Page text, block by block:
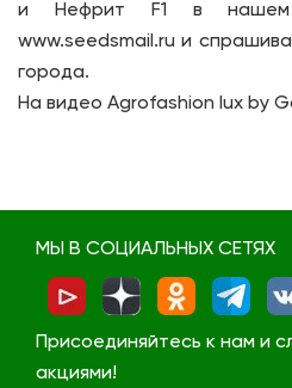
и Нефрит F1 в нашем
www.seedsmail.ru и
города.
На видео Agrofashion lux by
МЫ В СОЦИАЛЬНЫХ СЕТЯХ
Присоединяйтесь к нам и
акциями!